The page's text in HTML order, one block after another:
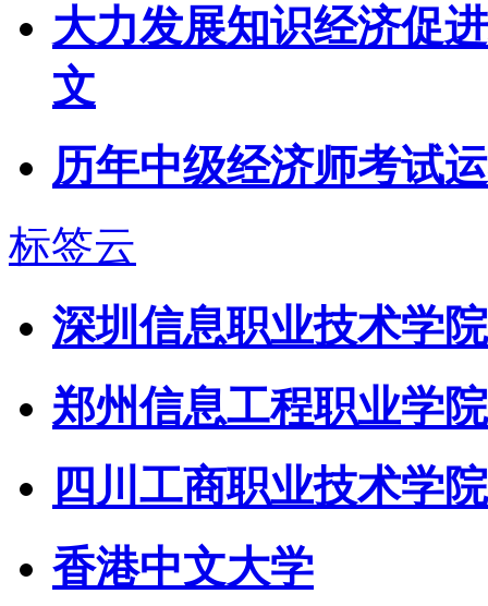
大力发展知识经济促
文
历年中级经济师考试
标签云
深圳信息职业技术学院
郑州信息工程职业学院
四川工商职业技术学院
香港中文大学